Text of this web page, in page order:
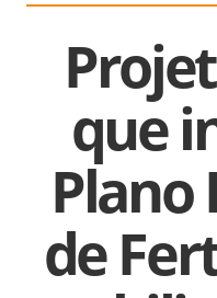
que
Plano
de